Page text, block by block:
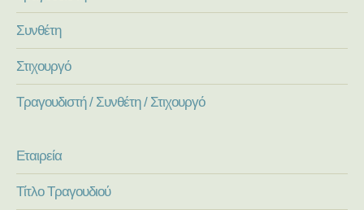
Συνθέτη
Στιχουργό
Τραγουδιστή / Συνθέτη / Στιχουργό
Εταιρεία
Τίτλο Τραγουδιού